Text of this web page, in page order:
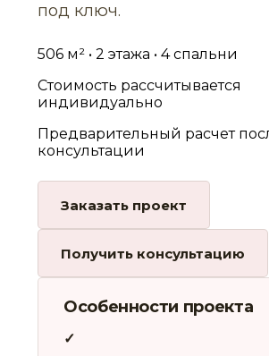
под ключ.
506 м² • 2 этажа • 4 спальни
Стоимость рассчитывается
индивидуально
Предварительный расчет
консультации
Заказать проект
Получить консультацию
Особенности проекта